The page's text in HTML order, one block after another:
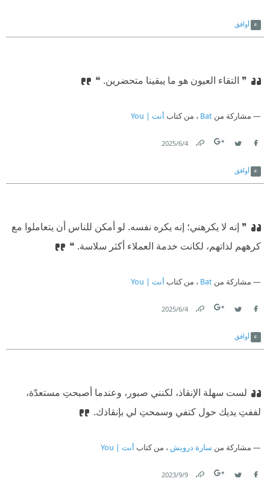
أوافق
❞ التقاء العيون هو ما يبقينا متحضرين. ❝
مشاركة من Bat ، من كتاب أنت | You
4‏/6‏/2025
أوافق
❞ إنه لا يكرهني؛ إنه يكره نفسه. لو أمكن للناس أن يتعاملوا مع
كرههم لذاتهم، لكانت خدمة العملاء أكثر سلاسة. ❝
مشاركة من Bat ، من كتاب أنت | You
4‏/6‏/2025
أوافق
لست سهلة الإنقاذ، لكنني صبور، وعندما أصبحتِ مستعدّة،
لففتِ يديك حول كتفي وسمحتِ لي بإنقاذك.
مشاركة من سارة درويش ، من كتاب أنت | You
9‏/9‏/2023